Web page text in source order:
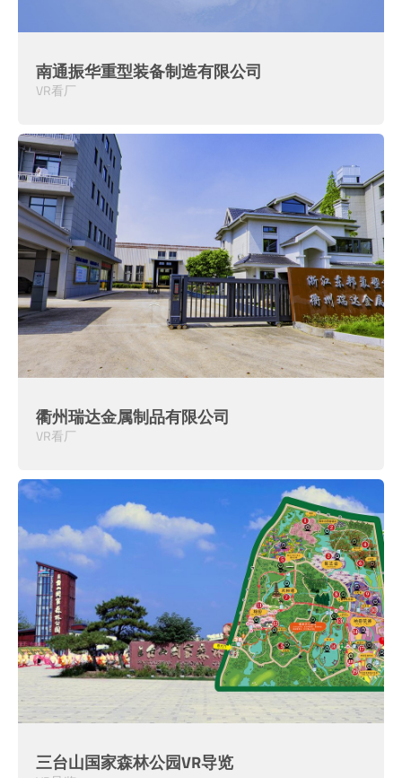
南通振华重型装备制造有限公司
VR看厂
衢州瑞达金属制品有限公司
VR看厂
三台山国家森林公园VR导览